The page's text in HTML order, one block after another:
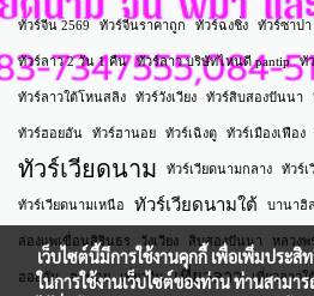
ทัวร์จีน 2569 ทัวร์จีนราคาถูก ทัวร์ฉงชิ่ง ทัวร์ซาปา
ทัวร์ลาว 2 วัน 1 คืน ทัวร์ลาว บริษัทไหนดี pantip ทั
ทัวร์ลาวใต้โหนสลิง ทัวร์วังเวียง ทัวร์สิบสองปันนา
ทัวร์ฮอยอัน ทัวร์ฮานอย ทัวร์เฉิงตู ทัวร์เมืองเฟือง
ทัวร์เวียดนาม ทัวร์เวียดนามกลาง ทัวร์
ทัวร์เวียดนามเหนือ ทัวร์เวียดนามใต้ บานาฮิ
ล่องแพเขื่อนสิรินธร วังเวียง สิบสองปันนา หลวงพ
ฮอยอัน ฮานอย เที่ยวจีน เที่ยวลาว เที่ยวลาวใ
เว็บไซต์นี้มีการใช้งานคุกกี้ เพื่อเพิ่มประ
ในการใช้งานเว็บไซต์ของท่าน ท่านสามา